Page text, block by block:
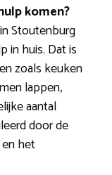
komen?
Stoutenburg
in huis. Dat is
zoals keuken
lappen,
aantal
door de
het